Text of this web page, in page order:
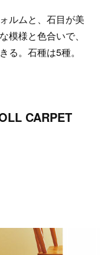
ルムと、石目が美
模様と色合いで、
る。石種は5種。
CARPET